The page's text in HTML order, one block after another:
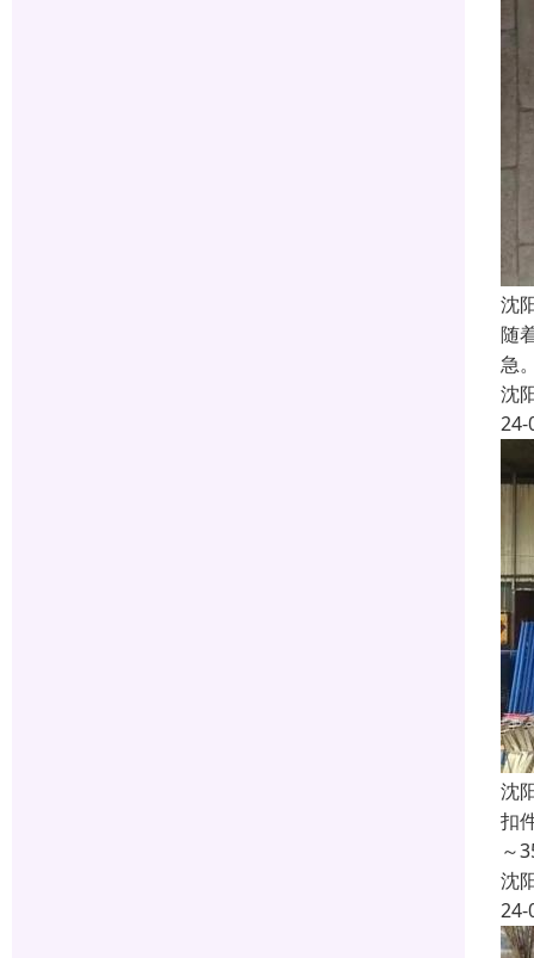
沈
随
急
沈
24-
沈
扣
～
沈
24-